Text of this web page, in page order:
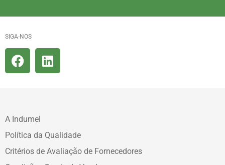
SIGA-NOS
A Indumel
Política da Qualidade
Critérios de Avaliação de Fornecedores